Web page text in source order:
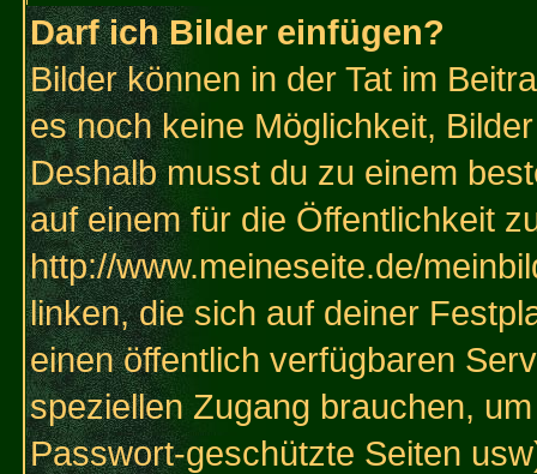
Darf ich Bilder einfügen?
Bilder können in der Tat im
es noch keine Möglichkeit,
Deshalb musst du zu einem
auf einem für die Öffentlichkeit
http://www.meineseite.de/
linken, die sich auf deiner
einen öffentlich verfügbaren
speziellen Zugang brauchen,
Passwort-geschützte Seiten